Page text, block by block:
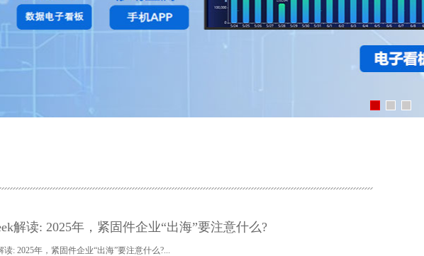
解读: 2025年，紧固件企业“出海”要注意什么?
读: 2025年，紧固件企业“出海”要注意什么?...